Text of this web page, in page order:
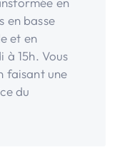
en basse
et en
15h. Vous
faisant une
du